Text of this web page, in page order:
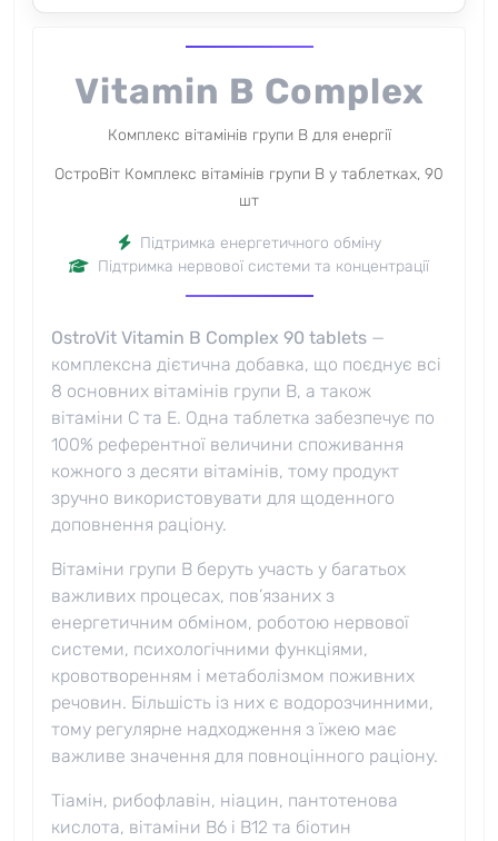
Vitamin B Complex
Комплекс вітамінів групи B для енергії
ОстроВіт Комплекс вітамінів групи B у таблетках, 90
шт
Підтримка енергетичного обміну
Підтримка нервової системи та концентрації
OstroVit Vitamin B Complex 90 tablets —
комплексна дієтична добавка, що поєднує всі
8 основних вітамінів групи B, а також
вітаміни C та E. Одна таблетка забезпечує по
100% референтної величини споживання
кожного з десяти вітамінів, тому продукт
зручно використовувати для щоденного
доповнення раціону.
Вітаміни групи B беруть участь у багатьох
важливих процесах, пов’язаних з
енергетичним обміном, роботою нервової
системи, психологічними функціями,
кровотворенням і метаболізмом поживних
речовин. Більшість із них є водорозчинними,
тому регулярне надходження з їжею має
важливе значення для повноцінного раціону.
Тіамін, рибофлавін, ніацин, пантотенова
кислота, вітаміни B6 і B12 та біотин